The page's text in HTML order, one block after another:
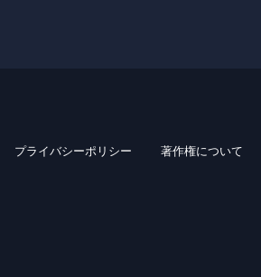
プライバシーポリシー 著作権について